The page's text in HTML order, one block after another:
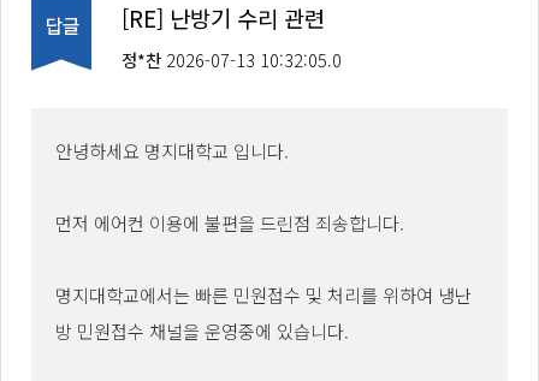
[RE] 난방기 수리 관련
정*찬 2026-07-13 10:32:05.0
안녕하세요 명지대학교 입니다.
먼저 에어컨 이용에 불편을 드린점 죄송합니다.
명지대학교에서는 빠른 민원접수 및 처리를 위하여 냉난
방 민원접수 채널을 운영중에 있습니다.